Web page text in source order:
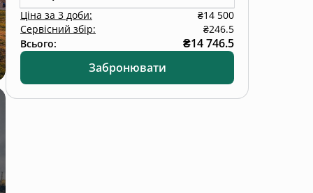
Ціна за 3 доби:
₴14 500
Сервісний збір:
₴246.5
Всього:
₴14 746.5
Забронювати